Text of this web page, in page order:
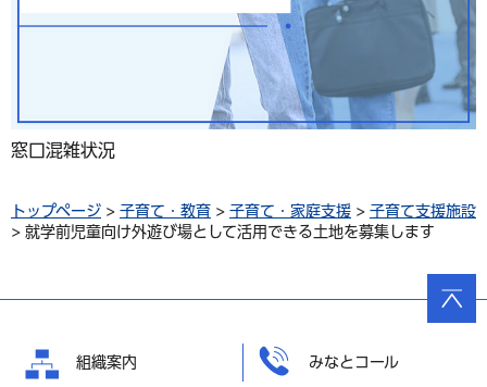
窓口混雑状況
トップページ > 子育て・教育 > 子育て・家庭支援 > 子育て支援施設
> 就学前児童向け外遊び場として活用できる土地を募集します
組織案内 みなとコール
ページ
の先頭